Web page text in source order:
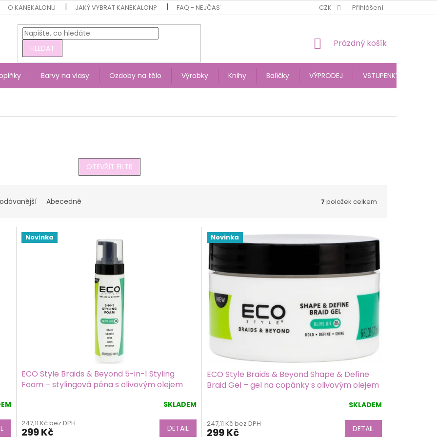
O KANEKALONU JAKÝ VYBRAT KANEKALON? FAQ - NEJČASTĚJŠÍ DOTAZY RECYKLUJEME OBALOVÝ MATERIÁL
CZK Přihlášení
HLEDAT
NÁKUPNÍ
Prázdný košík
Barvy na vlasy Ozdoby na tělo Výrobky Knihy Balíčky VÝPRODEJ VSTUPENKY
OTEVŘÍT FILTR
Abecedně 7 položek celkem
Novinka
ECO Style Braids & Beyond 5-in-1 Styling
Foam – stylingová pěna s olivovým olejem
SKLADEM
247,11 Kč bez DPH
299 Kč DETAIL
Novinka
ECO Style Braids & Beyond Shape & Define
Braid Gel – gel na copánky s olivovým olejem
produktu
je
SKLADEM
247,11 Kč bez DPH
299 Kč DETAIL